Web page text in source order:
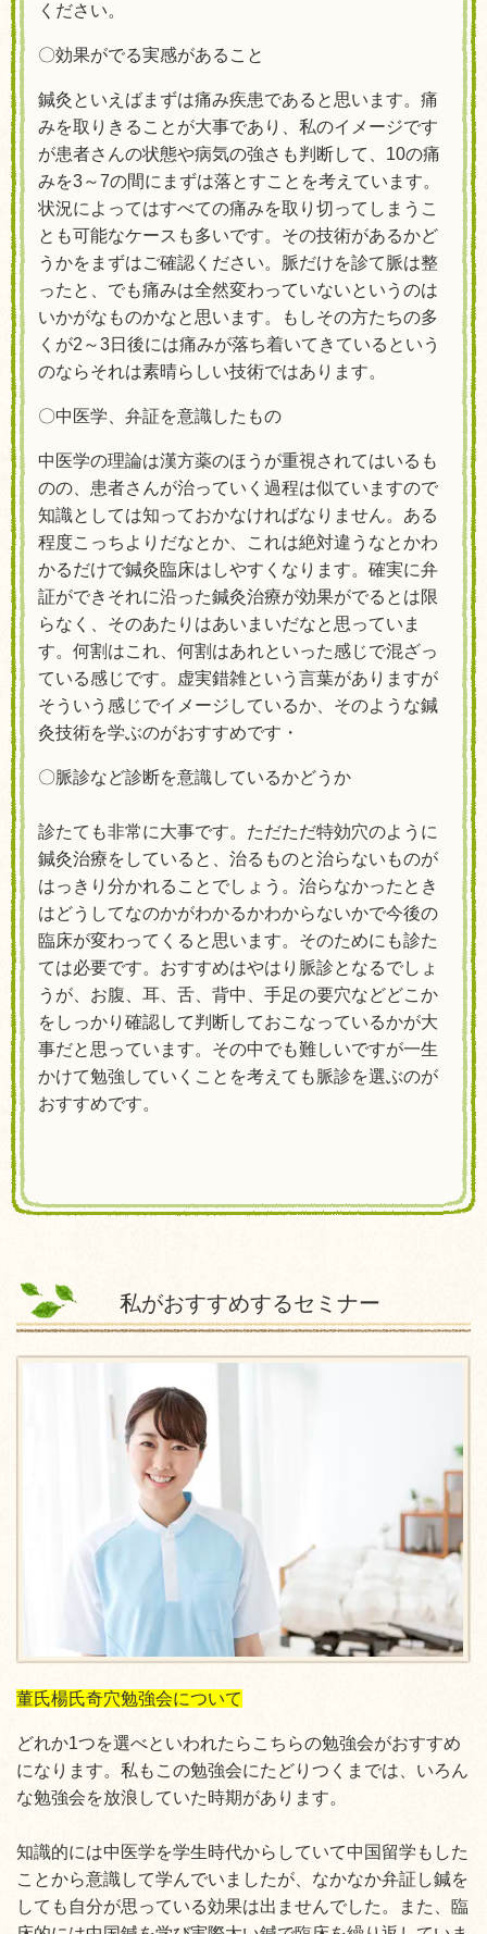
ください。
〇効果がでる実感があること
鍼灸といえばまずは痛み疾患であると思います。痛
みを取りきることが大事であり、私のイメージです
が患者さんの状態や病気の強さも判断して、10の痛
みを3～7の間にまずは落とすことを考えています。
状況によってはすべての痛みを取り切ってしまうこ
とも可能なケースも多いです。その技術があるかど
うかをまずはご確認ください。脈だけを診て脈は整
ったと、でも痛みは全然変わっていないというのは
いかがなものかなと思います。もしその方たちの多
くが2～3日後には痛みが落ち着いてきているという
のならそれは素晴らしい技術ではあります。
〇中医学、弁証を意識したもの
中医学の理論は漢方薬のほうが重視されてはいるも
のの、患者さんが治っていく過程は似ていますので
知識としては知っておかなければなりません。ある
程度こっちよりだなとか、これは絶対違うなとかわ
かるだけで鍼灸臨床はしやすくなります。確実に弁
証ができそれに沿った鍼灸治療が効果がでるとは限
らなく、そのあたりはあいまいだなと思っていま
す。何割はこれ、何割はあれといった感じで混ざっ
ている感じです。虚実錯雑という言葉がありますが
そういう感じでイメージしているか、そのような鍼
灸技術を学ぶのがおすすめです・
〇脈診など診断を意識しているかどうか
診たても非常に大事です。ただただ特効穴のように
鍼灸治療をしていると、治るものと治らないものが
はっきり分かれることでしょう。治らなかったとき
はどうしてなのかがわかるかわからないかで今後の
臨床が変わってくると思います。そのためにも診た
ては必要です。おすすめはやはり脈診となるでしょ
うが、お腹、耳、舌、背中、手足の要穴などどこか
をしっかり確認して判断しておこなっているかが大
事だと思っています。その中でも難しいですが一生
かけて勉強していくことを考えても脈診を選ぶのが
おすすめです。
私がおすすめするセミナー
董氏楊氏奇穴勉強会について
どれか1つを選べといわれたらこちらの勉強会がおすすめ
になります。私もこの勉強会にたどりつくまでは、いろん
な勉強会を放浪していた時期があります。
知識的には中医学を学生時代からしていて中国留学もした
ことから意識して学んでいましたが、なかなか弁証し鍼を
しても自分が思っている効果は出ませんでした。また、臨